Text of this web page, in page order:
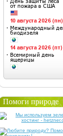
Помоги природе